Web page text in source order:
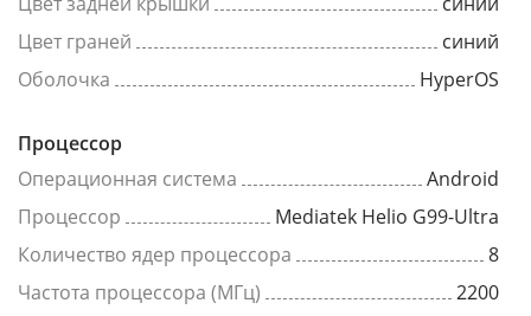
Цвет граней
синий
Оболочка
HyperOS
Процессор
Операционная система
Android
Процессор
Mediatek Helio G99-Ultra
Количество ядер процессора
8
Частота процессора (МГц)
2200